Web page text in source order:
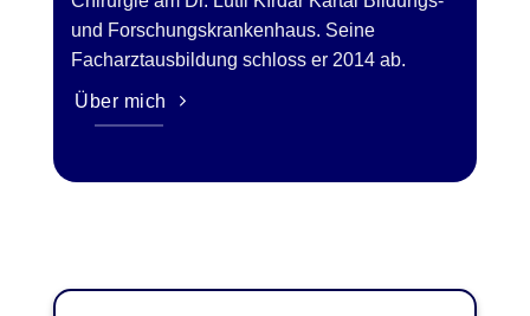
und Forschungskrankenhaus. Seine
Facharztausbildung schloss er 2014 ab.
Über mich